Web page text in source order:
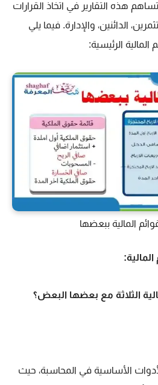
هذه التقارير في اتخاذ القرارات
الدائنين، والإدارة. فيما يلي
الرئيسية:
المالية ببعضها
الثلاثة مع بعضها البعض؟
الأساسية في المحاسبة، حيث